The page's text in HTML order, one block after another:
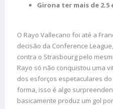
Girona ter mais de 2.5
O Rayo Vallecano foi até a
decisão da Conference
contra o Strasbourg pelo
Rayo só não conquistou uma
dos esforços espetaculares
forma, isso é algo
basicamente produz um gol